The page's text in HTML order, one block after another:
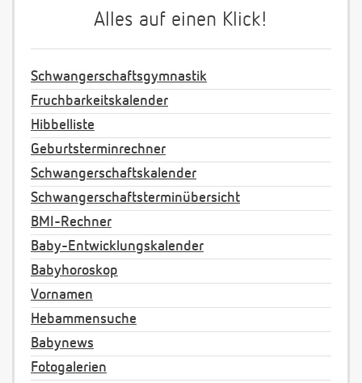
Alles auf einen Klick!
Schwangerschaftsgymnastik
Fruchbarkeitskalender
Hibbelliste
Geburtsterminrechner
Schwangerschaftskalender
Schwangerschaftsterminübersicht
BMI-Rechner
Baby-Entwicklungskalender
Babyhoroskop
Vornamen
Hebammensuche
Babynews
Fotogalerien